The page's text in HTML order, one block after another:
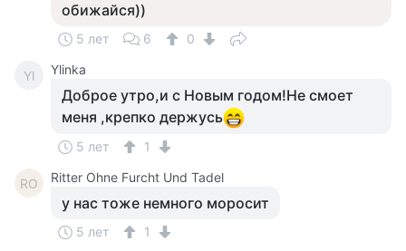
обижайся))
5 лет 6 0
Yl Ylinka
Доброе утро,и с Новым годом!Не смоет
меня ,крепко держусь
5 лет 1
RO Ritter Ohne Furcht Und Tadel
у нас тоже немного моросит
5 лет 1